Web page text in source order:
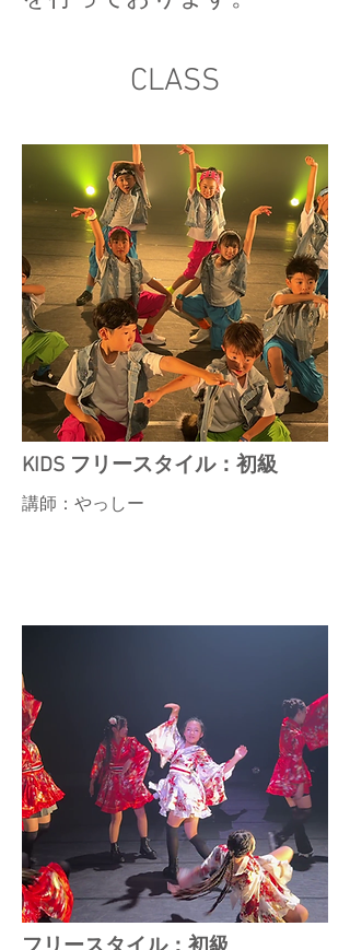
CLASS
KIDS フリースタイル：初級
講師：やっしー